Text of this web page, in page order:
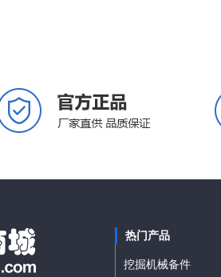
热门产品
挖掘机械备件